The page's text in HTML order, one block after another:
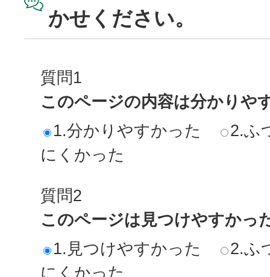
かせください。
質問1
このページの内容は分かりや
1.分かりやすかった
2.ふ
にくかった
質問2
このページは見つけやすかっ
1.見つけやすかった
2.ふ
にくかった